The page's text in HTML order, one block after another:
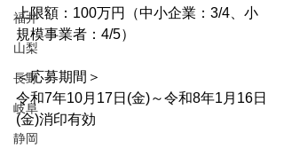
福井
山梨
長野
岐阜
静岡
上限額：100万円（中小企業：3/4、小
規模事業者：4/5）
＜応募期間＞
令和7年10月17日(金)～令和8年1月16日
(金)消印有効